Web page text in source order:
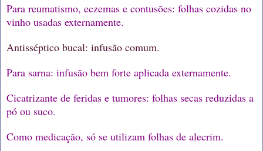
Para reumatismo, eczemas e contusões: folhas cozidas no
vinho usadas externamente.
Antisséptico bucal: infusão comum.
Para sarna: infusão bem forte aplicada externamente.
Cicatrizante de feridas e tumores: folhas secas reduzidas a
pó ou suco.
Como medicação, só se utilizam folhas de alecrim.